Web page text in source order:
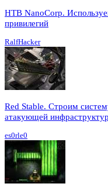
HTB NanoCorp.
привилегий
RalfHacker
Red Stable. Строим
атакующей
es0rle0